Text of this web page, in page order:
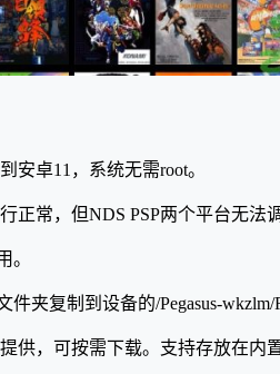
安卓11，系统无需root。
正常，但NDS PSP两个平台无
。
夹复制到设备的/Pegasus-wkzlm/
供，可按需下载。支持存放在内